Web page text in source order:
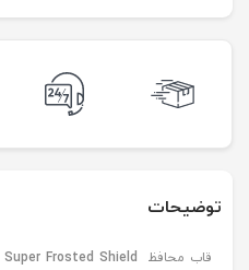
توضیحات
قاب محافظ Super Frosted Shield